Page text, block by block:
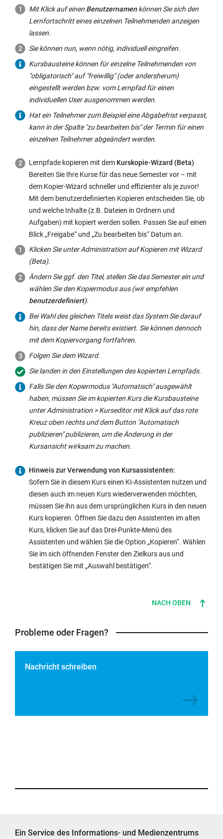
Mit Klick auf einen Benutzernamenkönnen Sie sich den
Lernfortschritt eines einzelnen Teilnehmenden anzeigen
lassen.
Sie können nun, wenn nötig, individuell eingreifen.
Kursbausteine können für einzelne Teilnehmenden von
"obligatorisch" auf "freiwillig" (oder andersherum)
eingestellt werden bzw. vom Lernpfad für einen
individuellen User ausgenommen werden.
Hat ein Teilnehmer zum Beispiel eine Abgabefrist verpasst,
kann in der Spalte "zu bearbeiten bis" der Termin für einen
einzelnen Teilnehmer abgeändert werden.
Lernpfade kopieren mit dem Kurskopie-Wizard (Beta)
Bereiten Sie Ihre Kurse für das neue Semester vor – mit
dem Kopier-Wizard schneller und effizienter als je zuvor!
Mit dem benutzerdefinierten Kopieren entscheiden Sie, ob
und welche Inhalte (z.B. Dateien in Ordnern und
Aufgaben) mit kopiert werden sollen. Passen Sie auf einen
Blick „Freigabe“ und „Zu bearbeiten bis“ Datum an.
Klicken Sie unter Administration auf Kopieren mit Wizard
(Beta).
Ändern Sie ggf. den Titel, stellen Sie das Semester ein und
wählen Sie den Kopiermodus aus (wir empfehlen
benutzerdefiniert).
Bei Wahl des gleichen Titels weist das System Sie darauf
hin, dass der Name bereits existiert. Sie können dennoch
mit dem Kopiervorgang fortfahren.
Folgen Sie dem Wizard.
Sie landen in den Einstellungen des kopierten Lernpfads.
Falls Sie den Kopiermodus "Automatisch" ausgewählt
haben, müssen Sie im kopierten Kurs die Kursbausteine
unter Administration > Kurseditor mit Klick auf das rote
Kreuz oben rechts und dem Button "Automatisch
publizieren" publizieren, um die Änderung in der
Kursansicht wirksam zu machen.
Hinweis zur Verwendung von Kursassistenten:
Sofern Sie in diesem Kurs einen KI-Assistenten nutzen und
diesen auch im neuen Kurs wiederverwenden möchten,
müssen Sie ihn aus dem ursprünglichen Kurs in den neuen
Kurs kopieren. Öffnen Sie dazu den Assistenten im alten
Kurs, klicken Sie auf das Drei-Punkte-Menü des
Assistenten und wählen Sie die Option „Kopieren“. Wählen
Sie im sich öffnenden Fenster den Zielkurs aus und
bestätigen Sie mit „Auswahl bestätigen“.
NACH OBEN
Probleme oder Fragen?
Nachricht schreiben
Ein Service des Informations- und Medienzentrums